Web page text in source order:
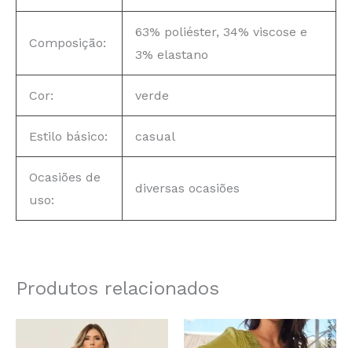
Composição:
63% poliéster, 34% viscose e
3% elastano
Cor: verde
Estilo básico: casual
Ocasiões de
uso:
diversas ocasiões
Produtos relacionados